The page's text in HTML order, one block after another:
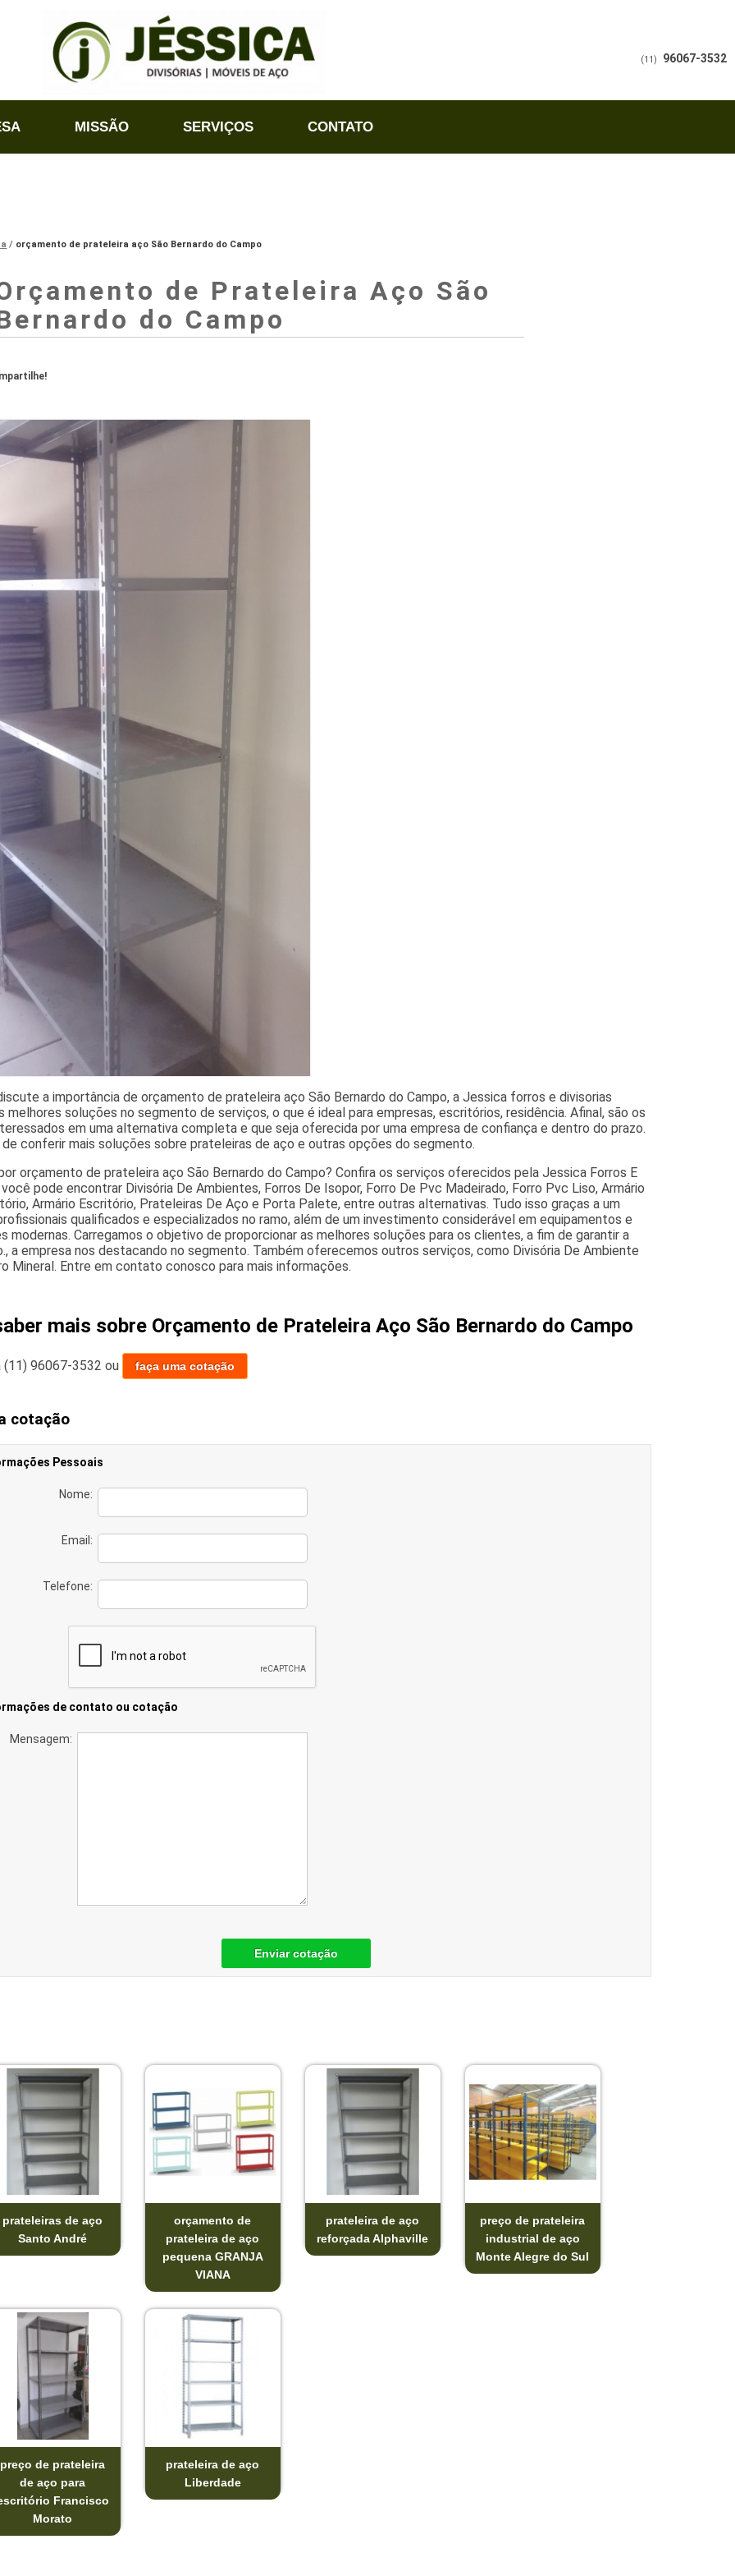
MISSÃO SERVIÇOS CONTATO
(11) 96067-3532
orçamento de prateleira aço São Bernardo do Campo
de Prateleira Aço São
do Campo
a importância de orçamento de prateleira aço São Bernardo do Campo, a Jessica forros e divisorias
melhores soluções no segmento de serviços, o que é ideal para empresas, escritórios, residência. Afinal, são os
em uma alternativa completa e que seja oferecida por uma empresa de confiança e dentro do prazo.
de conferir mais soluções sobre prateleiras de aço e outras opções do segmento.
orçamento de prateleira aço São Bernardo do Campo? Confira os serviços oferecidos pela Jessica Forros E
você pode encontrar Divisória De Ambientes, Forros De Isopor, Forro De Pvc Madeirado, Forro Pvc Liso, Armário
Armário Escritório, Prateleiras De Aço e Porta Palete, entre outras alternativas. Tudo isso graças a um
qualificados e especializados no ramo, além de um investimento considerável em equipamentos e
modernas. Carregamos o objetivo de proporcionar as melhores soluções para os clientes, a fim de garantir a
a empresa nos destacando no segmento. Também oferecemos outros serviços, como Divisória De Ambiente
Mineral. Entre em contato conosco para mais informações.
mais sobre Orçamento de Prateleira Aço São Bernardo do Campo
(11) 96067-3532 ou faça uma cotação
cotação
Pessoais
Nome:
Email:
Telefone:
de contato ou cotação
Mensagem:
Enviar cotação
prateleiras de aço
Santo André
orçamento de
prateleira de aço
pequena GRANJA
VIANA
prateleira de aço
reforçada Alphaville
preço de prateleira
industrial de aço
Monte Alegre do Sul
preço de prateleira
de aço para
Francisco
Morato
prateleira de aço
Liberdade